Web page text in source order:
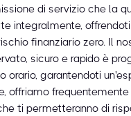
di servizio che la
integralmente,
finanziario zero. Il
sicuro e rapido è
orario, garantendoti
offriamo
ti permetteranno di